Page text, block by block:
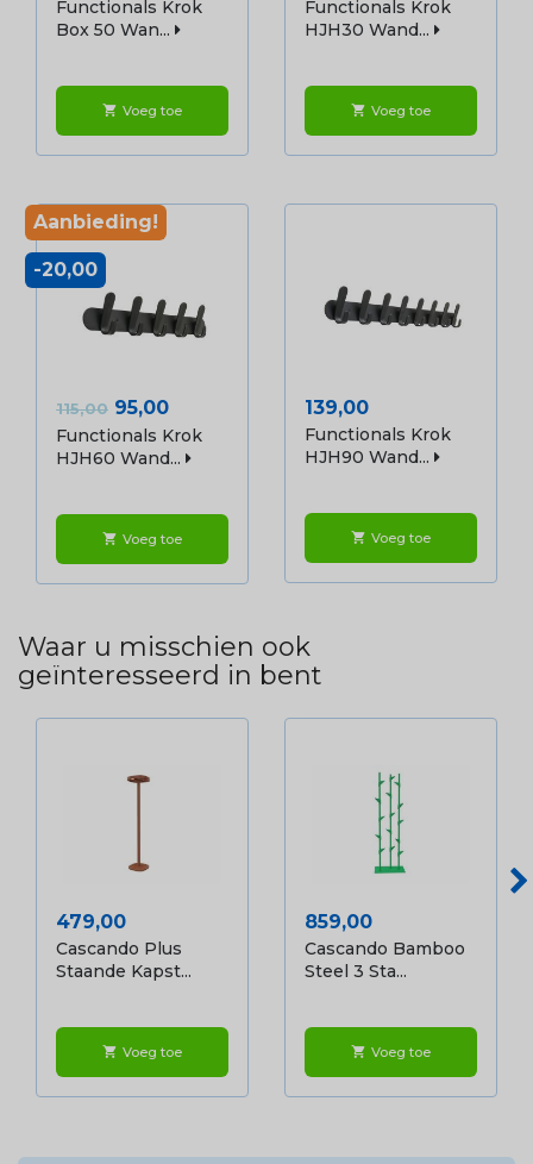
Functionals Krok
Box 50 Wan...
shopping_cart Voeg toe
Functionals Krok
HJH30 Wand...
shopping_cart Voeg toe
Normale
prijs
115,00 Prijs
95,00
Functionals Krok
HJH60 Wand...
shopping_cart Voeg toe
Aanbieding!
-20,00
Prijs
139,00
Functionals Krok
HJH90 Wand...
shopping_cart Voeg toe
Waar u misschien ook
geïnteresseerd in bent
Prijs
479,00
Cascando Plus
Staande Kapst...
shopping_cart Voeg toe
Prijs
859,00
Cascando Bamboo
Steel 3 Sta...
shopping_cart Voeg toe